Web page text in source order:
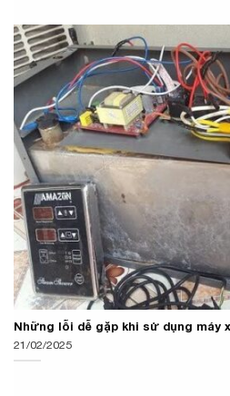
Những lỗi dễ gặp khi sử dụng máy
21/02/2025